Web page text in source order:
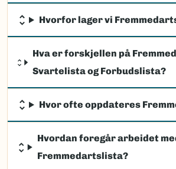
Hvorfor lager vi
Hva er forskjellen på
Svartelista og Forbudslista?
Hvor ofte oppdateres
Hvordan foregår arbeidet
Fremmedartslista?